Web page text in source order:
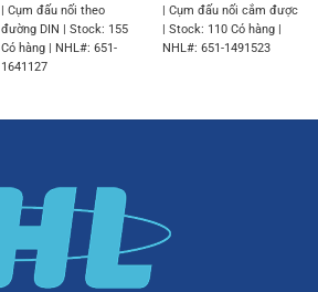
| Cụm đấu nối theo
đường DIN | Stock: 155
Có hàng | NHL#: 651-
1641127
| Cụm đấu nối cắm được
| Stock: 110 Có hàng |
NHL#: 651-1491523